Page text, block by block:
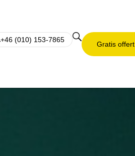
+46 (010) 153-7865
Gratis offert